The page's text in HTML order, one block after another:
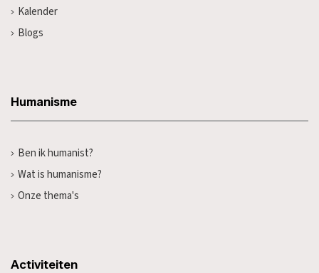
Kalender
Blogs
Humanisme
Ben ik humanist?
Wat is humanisme?
Onze thema's
Activiteiten